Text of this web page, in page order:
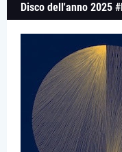
Disco dell'anno 2025